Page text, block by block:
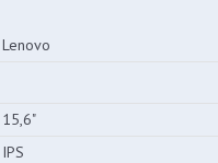
Lenovo
15,6"
IPS